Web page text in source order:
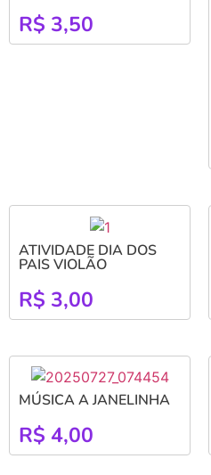
R$ 3,50
ATIVIDADE DIA DOS
PAIS VIOLÃO
R$ 3,00
MÚSICA A JANELINHA
R$ 4,00